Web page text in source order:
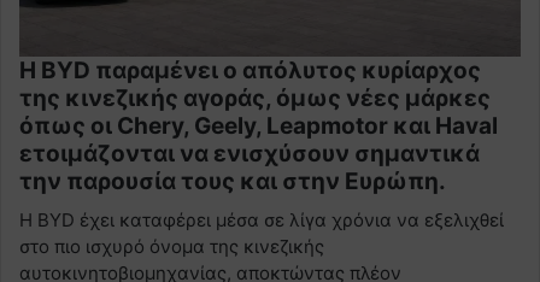
Η BYD παραμένει ο απόλυτος κυρίαρχος
της κινεζικής αγοράς, όμως νέες μάρκες
όπως οι Chery, Geely, Leapmotor και Haval
ετοιμάζονται να ενισχύσουν σημαντικά
την παρουσία τους και στην Ευρώπη.
Η BYD έχει καταφέρει μέσα σε λίγα χρόνια να εξελιχθεί
στο πιο ισχυρό όνομα της κινεζικής
αυτοκινητοβιομηχανίας, αποκτώντας πλέον